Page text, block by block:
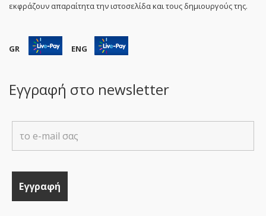
εκφράζουν απαραίτητα την ιστοσελίδα και τους δημιουργούς της.
GR ENG
Εγγραφή στο newsletter